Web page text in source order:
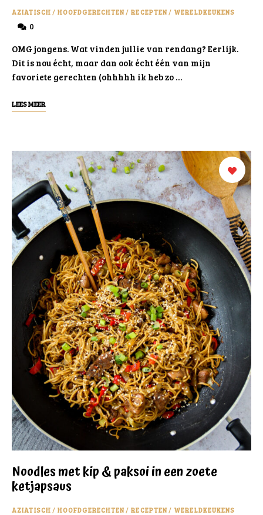
AZIATISCH / HOOFDGERECHTEN/ RECEPTEN/ WERELDKEUKENS
0
OMG jongens. Wat vinden jullie van rendang? Eerlijk.
Dit is nou écht, maar dan ook écht één van mijn
favoriete gerechten (ohhhhh ik heb zo …
LEES MEER
Noodles met kip & paksoi in een zoete
ketjapsaus
AZIATISCH / HOOFDGERECHTEN / RECEPTEN / WERELDKEUKENS